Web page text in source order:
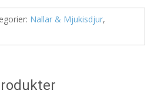
Nallar & Mjukisdjur,